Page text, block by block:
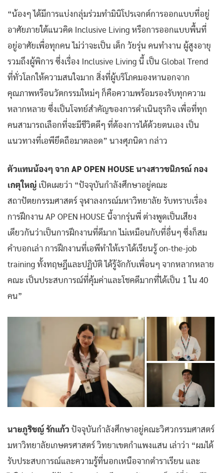
“น้องๆ ได้มีการแบ่งกลุ่มร่วมทำมินิโปรเจกต์การออกแบบที่อยู่
อาศัยภายใต้แนวคิด Inclusive Living หรือการออกแบบพื้นที่
อยู่อาศัยเพื่อทุกคน ไม่ว่าจะเป็น เด็ก วัยรุ่น คนทำงาน ผู้สูงอายุ
รวมถึงผู้พิการ ซึ่งเรื่อง Inclusive Living นี้ เป็น Global Trend
ที่ทั่วโลกให้ความสนใจมาก สิ่งที่ผู้บริโภคมองหานอกจาก
คุณภาพหรือนวัตกรรมใหม่ๆ ก็คือความพร้อมรองรับทุกความ
หลากหลาย ซึ่งเป็นโจทย์สำคัญของการดำเนินธุรกิจ เพื่อที่ทุก
คนสามารถเลือกที่จะมีชีวิตดีๆ ที่ต้องการได้ด้วยตนเอง เป็น
แนวทางที่เอพียึดถือมาตลอด” นางศุภนิดา กล่าว
ตัวแทนน้องๆ จาก AP OPEN HOUSE นางสาวชนิภรณ์ กอง
เกตุใหญ่ เปิดเผยว่า “ปัจจุบันกำลังศึกษาอยู่คณะ
สถาปัตยกรรมศาสตร์ จุฬาลงกรณ์มหาวิทยาลัย รับทราบเรื่อง
การฝึกงาน AP OPEN HOUSE นี้จากรุ่นพี่ ต่างพูดเป็นเสียง
เดียวกันว่าเป็นการฝึกงานที่ดีมาก ไม่เหมือนกับที่อื่นๆ ซึ่งก็สม
คำบอกเล่า การฝึกงานที่เอพีทำให้เราได้เรียนรู้ on-the-job
training ทั้งทฤษฎีและปฏิบัติ ได้รู้จักกับเพื่อนๆ จากหลากหลาย
คณะ เป็นประสบการณ์ที่คุ้มค่าและโชคดีมากที่ได้เป็น 1 ใน 40
คน”
นายภูริชญ์ รักแก้ว ปัจจุบันกำลังศึกษาอยู่คณะวิศวกรรมศาสตร์
มหาวิทยาลัยเกษตรศาสตร์ วิทยาเขตกำแพงแสน เล่าว่า “ผมได้
รับประสบการณ์และความรู้ที่นอกเหนือจากตำราเรียน และ